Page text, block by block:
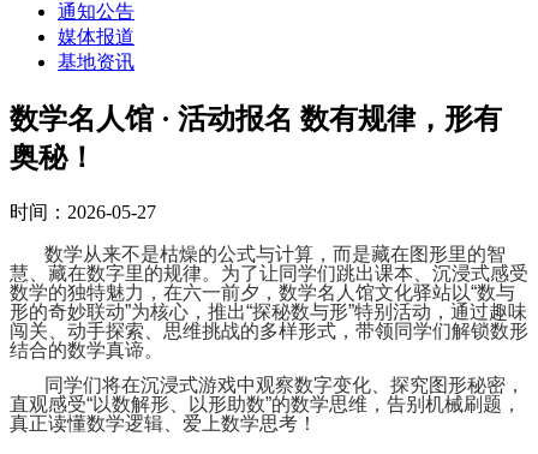
通知公告
媒体报道
基地资讯
数学名人馆 · 活动报名 数有规律，形有
奥秘！
时间：2026-05-27
数学从来不是枯燥的公式与计算，而是藏在图形里的智
慧、藏在数字里的规律。为了让同学们跳出课本、沉浸式感受
数学的独特魅力，在六一前夕，数学名人馆文化驿站以“数与
形的奇妙联动”为核心，推出“探秘数与形”特别活动，通过趣味
闯关、动手探索、思维挑战的多样形式，带领同学们解锁数形
结合的数学真谛。
同学们将在沉浸式游戏中观察数字变化、探究图形秘密，
直观感受“以数解形、以形助数”的数学思维，告别机械刷题，
真正读懂数学逻辑、爱上数学思考！